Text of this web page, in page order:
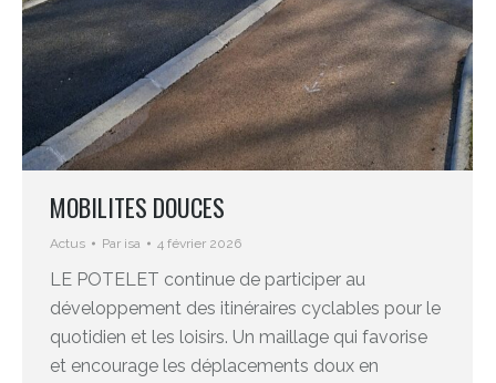
MOBILITES DOUCES
Actus Par isa 4 février 2026
LE POTELET continue de participer au
développement des itinéraires cyclables pour le
quotidien et les loisirs. Un maillage qui favorise
et encourage les déplacements doux en